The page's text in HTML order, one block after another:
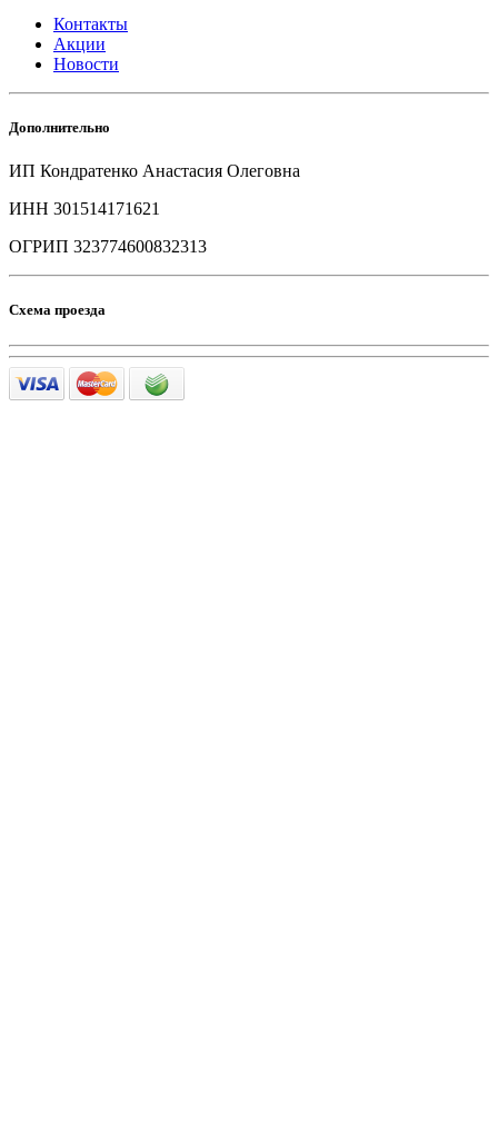
Контакты
Акции
Новости
Дополнительно
ИП Кондратенко Анастасия Олеговна
ИНН 301514171621
ОГРИП 323774600832313
Схема проезда